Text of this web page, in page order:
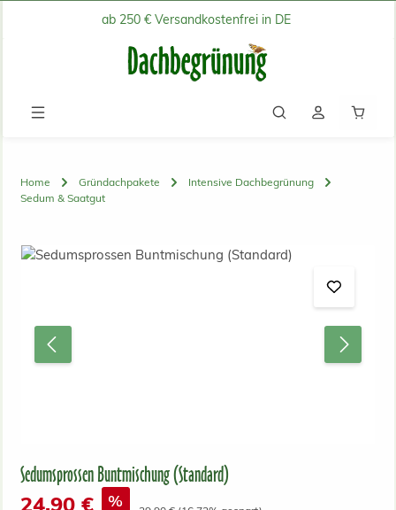
Zum Hauptinhalt springenab 250 € Versandkostenfrei in DE
Home Gründachpakete
Intensive Dachbegrünung
Sedum & Saatgut
Bildergalerie überspringen
Sedumsprossen Buntmischung (Standard)
Verkaufspreis:
24,90 € %